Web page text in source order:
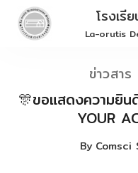
Skip
โรงเรี
La-orutis
ข่าวสา
🎊ขอแสดงความยิน
YOUR
By Comsci